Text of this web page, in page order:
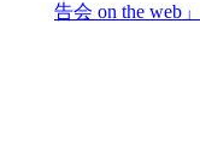
告会 on the web